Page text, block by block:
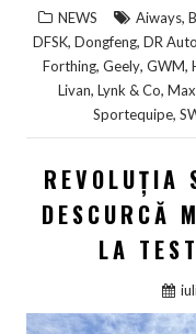
NEWS Aiways,
DFSK, Dongfeng, DR
Forthing, Geely, GWM,
Livan, Lynk & Co,
Sportequipe,
REVOLUȚIA
DESCURCĂ
LA